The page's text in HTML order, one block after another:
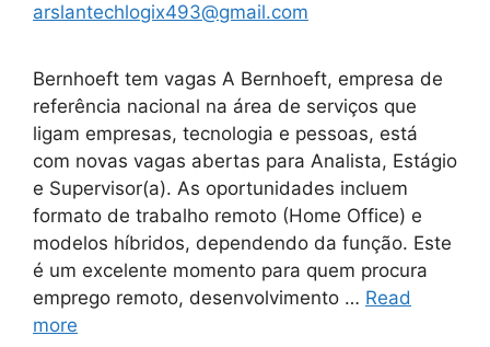
arslantechlogix493@gmail.com
Bernhoeft tem vagas A Bernhoeft, empresa de
referência nacional na área de serviços que
ligam empresas, tecnologia e pessoas, está
com novas vagas abertas para Analista, Estágio
e Supervisor(a). As oportunidades incluem
formato de trabalho remoto (Home Office) e
modelos híbridos, dependendo da função. Este
é um excelente momento para quem procura
emprego remoto, desenvolvimento … Read
more